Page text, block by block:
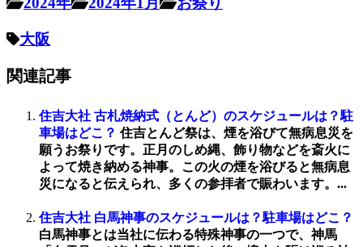
大阪
関連記事
住吉大社 古札焼納式（とんど）のスケジュールは？駐
車場はどこ？ 住吉とんど祭は、煙を浴びて無病息災を
願うお祭りです。正月のしめ縄、飾り物などを斎火に
よって焼き納める神事。この火の煙を浴びると無病息
災になると伝えられ、多くの参拝者で賑わいます。...
住吉大社 白馬神事のスケジュールは？駐車場はどこ？
白馬神事とは当社に伝わる特殊神事の一つで、神馬